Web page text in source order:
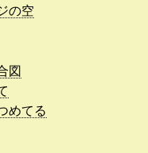
の空
図
めてる